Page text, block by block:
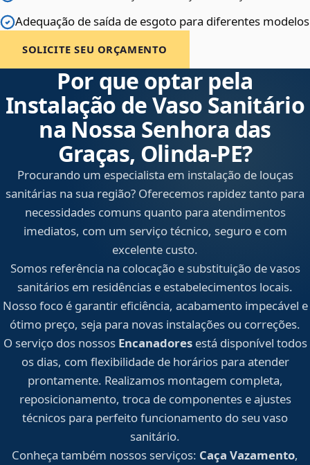
Adequação de saída de esgoto para diferentes modelos
SOLICITE SEU ORÇAMENTO
Por que optar pela
Instalação de Vaso Sanitário
na Nossa Senhora das
Graças, Olinda‑PE?
Procurando um especialista em instalação de louças
sanitárias na sua região? Oferecemos rapidez tanto para
necessidades comuns quanto para atendimentos
imediatos, com um serviço técnico, seguro e com
excelente custo.
Somos referência na colocação e substituição de vasos
sanitários em residências e estabelecimentos locais.
Nosso foco é garantir eficiência, acabamento impecável e
ótimo preço, seja para novas instalações ou correções.
O serviço dos nossos Encanadoresestá disponível todos
os dias, com flexibilidade de horários para atender
prontamente. Realizamos montagem completa,
reposicionamento, troca de componentes e ajustes
técnicos para perfeito funcionamento do seu vaso
sanitário.
Conheça também nossos serviços: Caça Vazamento,